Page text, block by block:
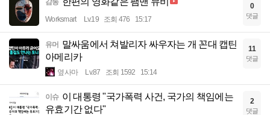
Worksmart Lv.19 조회 476 15:17
0
댓글
유머 말싸움에서 쳐발리자 싸우자는 개 꼰대 캡틴
아메리카
옆사마 Lv.87 조회 1592 15:14
11
댓글
이슈 이 대통령 "국가폭력 사건, 국가의 책임에는
유효기간 없다"
2
댓글